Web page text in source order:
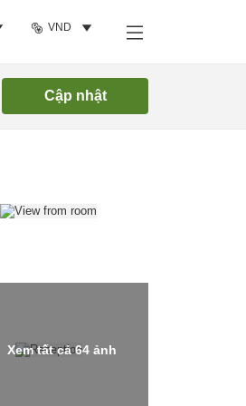
VND
Cập nhật
Xem tất cả64 ảnh
Tìm phòng trống